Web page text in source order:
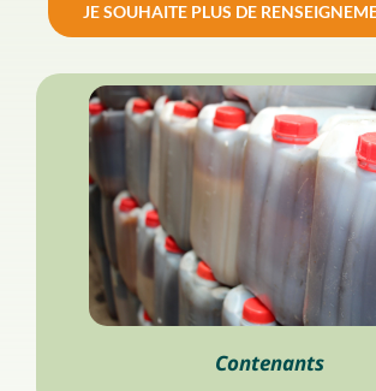
JE SOUHAITE PLUS DE
Contenants